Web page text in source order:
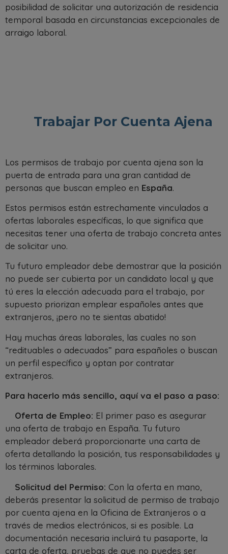
posibilidad de solicitar una autorización de residencia
temporal basada en circunstancias excepcionales de
arraigo laboral.
Trabajar Por Cuenta Ajena
Los permisos de trabajo por cuenta ajena son la
puerta de entrada para una gran cantidad de
personas que buscan empleo en España.
Estos permisos están estrechamente vinculados a
ofertas laborales específicas, lo que significa que
necesitas tener una oferta de trabajo concreta antes
de solicitar uno.
Tu futuro empleador debe demostrar que la posición
no puede ser cubierta por un candidato local y que
tú eres la elección adecuada para el trabajo, por
supuesto priorizan emplear españoles antes que
extranjeros, ¡pero no te sientas abatido!
Hay muchas áreas laborales, las cuales no son
“redituables o adecuados” para españoles o buscan
un perfil específico y optan por contratar
extranjeros.
Para hacerlo más sencillo, aquí va el paso a paso:
Oferta de Empleo: El primer paso es asegurar
una oferta de trabajo en España. Tu futuro
empleador deberá proporcionarte una carta de
oferta detallando la posición, tus responsabilidades y
los términos laborales.
Solicitud del Permiso: Con la oferta en mano,
deberás presentar la solicitud de permiso de trabajo
por cuenta ajena en la Oficina de Extranjeros o a
través de medios electrónicos, si es posible. La
documentación necesaria incluirá tu pasaporte, la
carta de oferta, pruebas de que no puedes ser